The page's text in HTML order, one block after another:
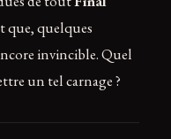
que, quelques
invincible. Quel
un tel carnage ?